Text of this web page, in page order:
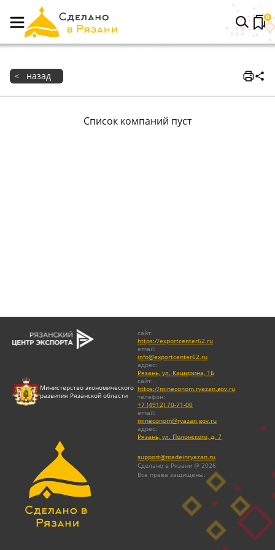
0
< назад
Список компаний пуст
сайт:
https://exportcenter62.ru
email:
info@exportcenter62.ru
адрес:
Рязань, ул. Каширина, 1Б
Министерство экономического
развития Рязанской области
сайт:
https://mineconom.ryazan.gov.ru
телефон:
+7 (4912) 70-71-00
email:
mineconom@ryazan.gov.ru
адрес:
Рязань, ул. Полонского, д. 7
support@madeinryazan.ru
Сделано в Рязани @ 2026
Все права защищены.